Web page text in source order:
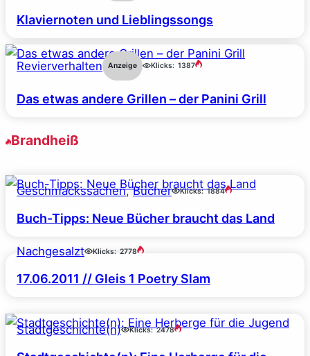
Klaviernoten und Lieblingssongs
Revierverhalten Anzeige Klicks: 1387
Das etwas andere Grillen – der Panini Grill
Brandheiß
Geschmackssachen, Bücher Klicks: 1884
Buch-Tipps: Neue Bücher braucht das Land
Nachgesalzt Klicks: 2778
17.06.2011 // Gleis 1 Poetry Slam
Stadtgeschichte(n) Klicks: 2478